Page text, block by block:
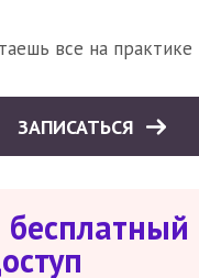
все на практике
ЗАПИСАТЬСЯ